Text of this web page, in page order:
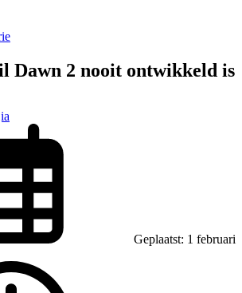
Dawn 2 nooit ontwikkeld is
Geplaatst: 1 februari